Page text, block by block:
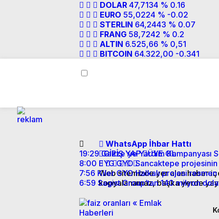
DOLAR 47,7134 % 0.16
EURO 55,0224 % -0.02
STERLIN 64,2443 % 0.07
FRANG 58,7242 % 0.2
ALTIN 6.525,66 % 0,51
BITCOIN 64.322,00 -0.341
WhatsApp İhbar Hattı
GİRİŞ YAP
ÜYE OL
Web sitemizde yer alan haber
kopyalanamaz, başka yerde
19:29 Gazze`ye Yardım Kampanyası
8:00 EYG GYO Sancaktepe projesinin
7:56 Kiler GYO Halkalı projesi
6:59 Sagist Group’tan 140 milyon